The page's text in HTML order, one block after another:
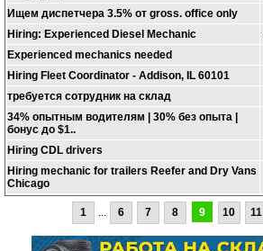
Ищем диспетчера 3.5% от gross. office only
Hiring: Experienced Diesel Mechanic
Experienced mechanics needed
Hiring Fleet Coordinator - Addison, IL 60101
требуется сотрудник на склад
34% опытным водителям | 30% без опыта |
бонус до $1..
Hiring CDL drivers
Hiring mechanic for trailers Reefer and Dry Vans
Chicago
1 ... 6 7 8 9 10 11